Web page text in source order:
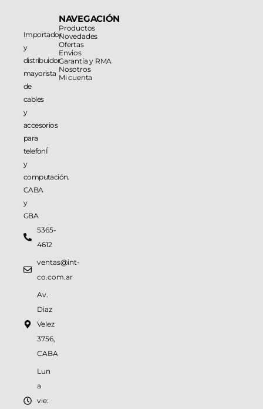
Importador
y
distribuidor
mayorista
de
cables
y
accesorios
para
telefonÍ
y
computación.
CABA
y
GBA
5365-
4612
ventas@int-
co.com.ar
Av.
Diaz
Velez
3756,
CABA
Lun
a
vie:
NAVEGACIÓN
Productos
Novedades
Ofertas
Envios
Garantía y RMA
Nosotros
Mi cuenta